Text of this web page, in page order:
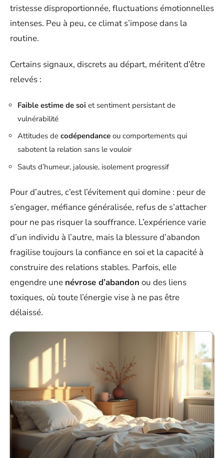
tristesse disproportionnée, fluctuations émotionnelles
intenses. Peu à peu, ce climat s’impose dans la
routine.
Certains signaux, discrets au départ, méritent d’être
relevés :
Faible estime de soi et sentiment persistant de
vulnérabilité
Attitudes de codépendance ou comportements qui
sabotent la relation sans le vouloir
Sauts d’humeur, jalousie, isolement progressif
Pour d’autres, c’est l’évitement qui domine : peur de
s’engager, méfiance généralisée, refus de s’attacher
pour ne pas risquer la souffrance. L’expérience varie
d’un individu à l’autre, mais la blessure d’abandon
fragilise toujours la confiance en soi et la capacité à
construire des relations stables. Parfois, elle
engendre une névrose d’abandon ou des liens
toxiques, où toute l’énergie vise à ne pas être
délaissé.